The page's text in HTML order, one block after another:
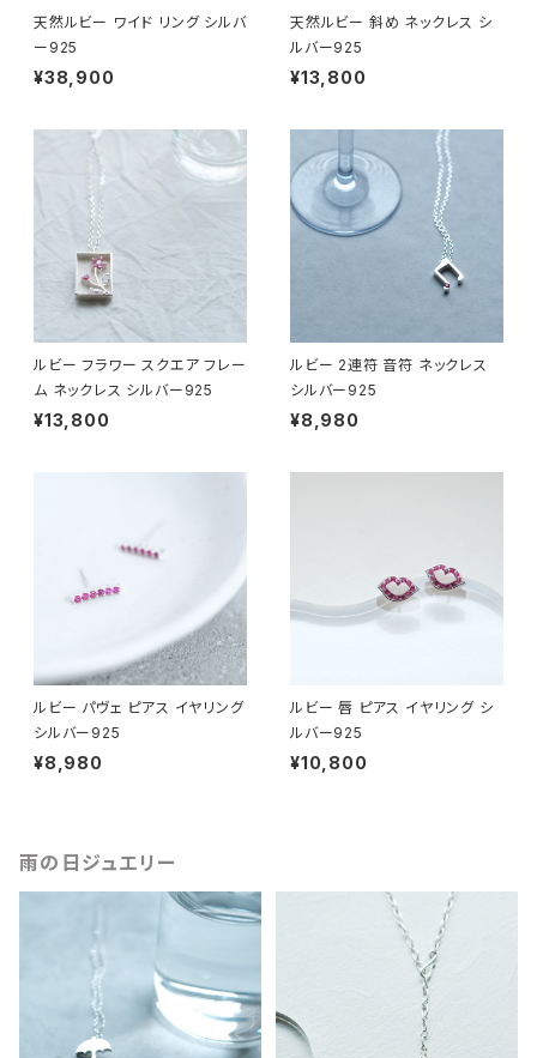
天然ルビー ワイド リング シルバ
ー925
¥38,900
天然ルビー 斜め ネックレス シ
ルバー925
¥13,800
ルビー フラワー スクエア フレー
ム ネックレス シルバー925
¥13,800
ルビー 2連符 音符 ネックレス
シルバー925
¥8,980
ルビー パヴェ ピアス イヤリング
シルバー925
¥8,980
ルビー 唇 ピアス イヤリング シ
ルバー925
¥10,800
雨の日ジュエリー